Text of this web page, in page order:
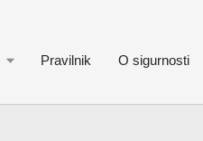
Pravilnik O sigurnosti